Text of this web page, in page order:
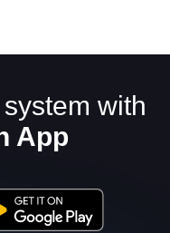
with
App